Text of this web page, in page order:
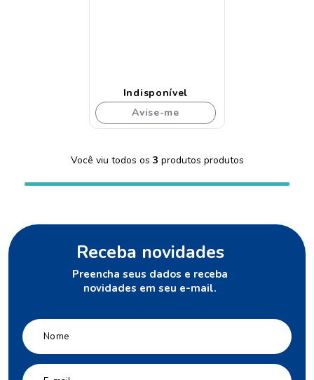
Indisponível
Avise-me
Você viu todos os 3 produtos
Receba novidades
Preencha seus dados e receba
novidades em seu e-mail.